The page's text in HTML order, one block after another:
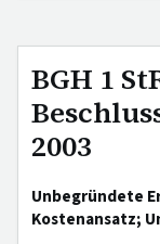
BGH 1
2003
Unbegründete
Kostenansatz;